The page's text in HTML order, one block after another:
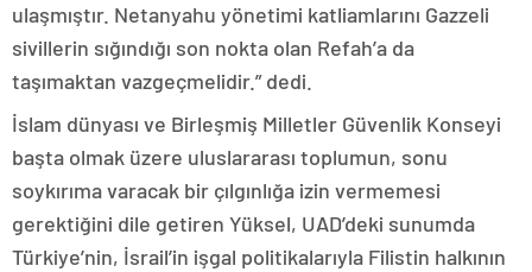
ulaşmıştır. Netanyahu yönetimi katliamlarını Gazzeli
sivillerin sığındığı son nokta olan Refah’a da
taşımaktan vazgeçmelidir.” dedi.
İslam dünyası ve Birleşmiş Milletler Güvenlik Konseyi
başta olmak üzere uluslararası toplumun, sonu
soykırıma varacak bir çılgınlığa izin vermemesi
gerektiğini dile getiren Yüksel, UAD’deki sunumda
Türkiye’nin, İsrail’in işgal politikalarıyla Filistin halkının